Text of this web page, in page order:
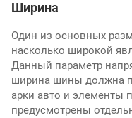
Ширина
Один из основных
насколько широкой
Данный параметр
ширина шины должна
арки авто и элементы
предусмотрены